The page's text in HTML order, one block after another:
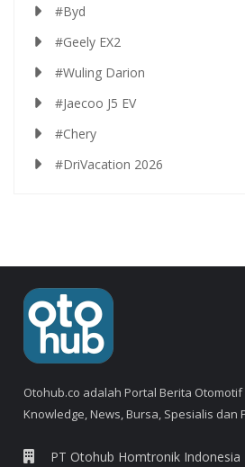
#Byd
#Geely EX2
#Wuling Darion
#Jaecoo J5 EV
#Chery
#DriVacation 2026
Otohub.co adalah Portal Berita Otomotif
Knowledge, News, Bursa, Spesialis dan
PT Otohub Homtronik Indonesia